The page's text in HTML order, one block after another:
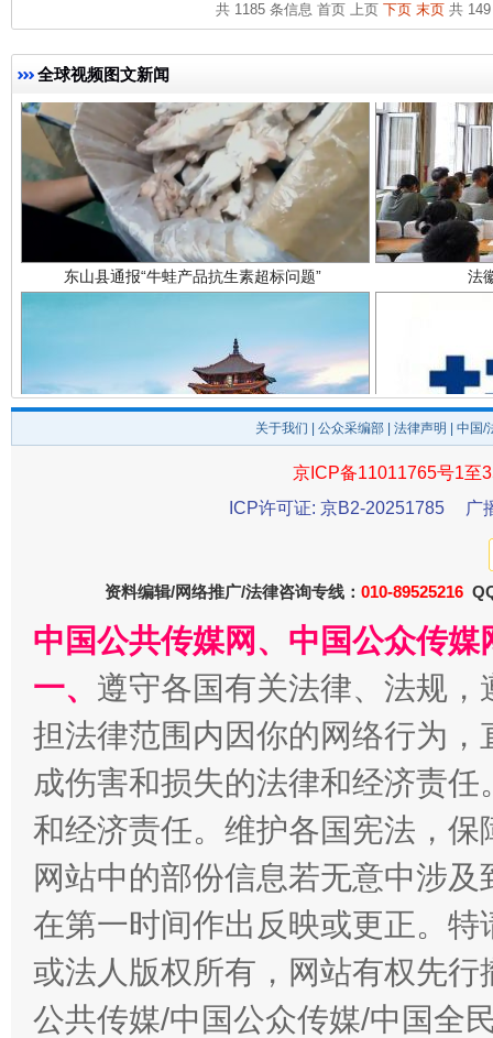
共 1185 条信息 首页 上页 下页 末页共 149
全球视频图文新闻
东山县通报“牛蛙产品抗生素超标问题” 法
一
关于我们 公众采编部 法律声明 | 中国
京ICP备11011765号1至
ICP许可证: 京B2-20251785
广
资料编辑/网络推广/法律咨询专线： 010-89525216
中国公共传媒网、中国公众传
一、 遵守各国有关法律、法规
担法律范围内因你的网络行为
成伤害和损失的法律和经济责
和经济责任。维护各国宪法，
网站中的部份信息若无意中涉
在第一时间作出反映或更正。
或法人版权所有，网站有权先
公共传媒/中国公众传媒/中国全